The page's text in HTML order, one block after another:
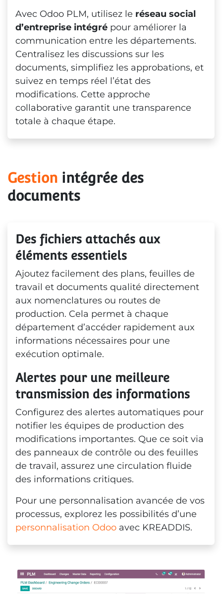
Avec Odoo PLM, utilisez le réseau social
d’entreprise intégré pour améliorer la
communication entre les départements.
Centralisez les discussions sur les
documents, simplifiez les approbations, et
suivez en temps réel l’état des
modifications. Cette approche
collaborative garantit une transparence
totale à chaque étape.
Gestion intégrée des
documents
Des fichiers attachés aux
éléments essentiels
Ajoutez facilement des plans, feuilles de
travail et documents qualité directement
aux nomenclatures ou routes de
production. Cela permet à chaque
département d’accéder rapidement aux
informations nécessaires pour une
exécution optimale.
Alertes pour une meilleure
transmission des informations
Configurez des alertes automatiques pour
notifier les équipes de production des
modifications importantes. Que ce soit via
des panneaux de contrôle ou des feuilles
de travail, assurez une circulation fluide
des informations critiques.
Pour une personnalisation avancée de vos
processus, explorez les possibilités d’une
personnalisation Odoo avec KREADDIS.